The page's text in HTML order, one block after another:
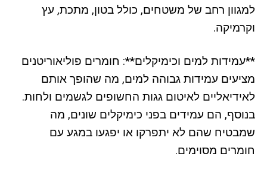
למגוון רחב של משטחים, כולל בטון, מתכת, עץ
וקרמיקה.
**עמידות למים וכימיקלים**: חומרים פוליאוריטנים
מציעים עמידות גבוהה למים, מה שהופך אותם
לאידיאליים לאיטום גגות החשופים לגשמים ולחות.
בנוסף, הם עמידים בפני כימיקלים שונים, מה
שמבטיח שהם לא יתפרקו או יפגעו במגע עם
חומרים מסוימים.